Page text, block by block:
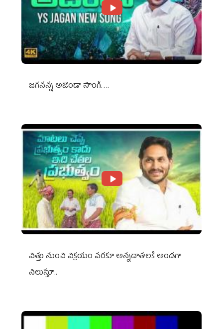
జగనన్న అజెండా సాంగ్….
విత్తు నుంచి విక్రయం వరకూ అన్నదాతలకి అండగా
నిలుస్తూ..